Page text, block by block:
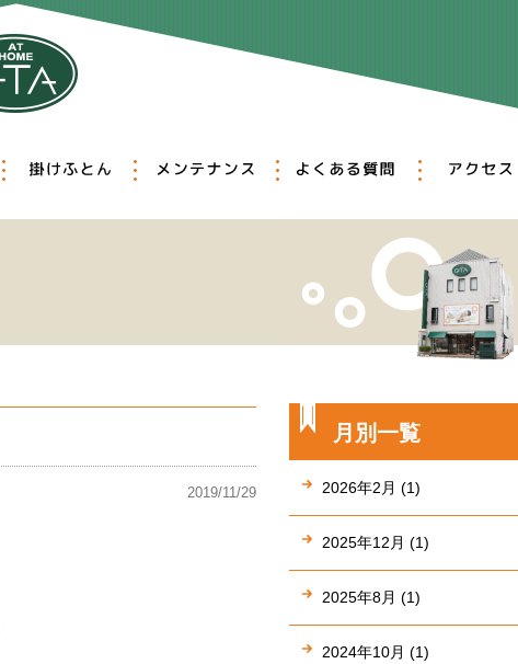
マットレス 掛けふとん メンテナンス よくある質問
2019/11/29
月別一覧
2026年2月 (1)
2025年12月 (1)
2025年8月 (1)
2024年10月 (1)